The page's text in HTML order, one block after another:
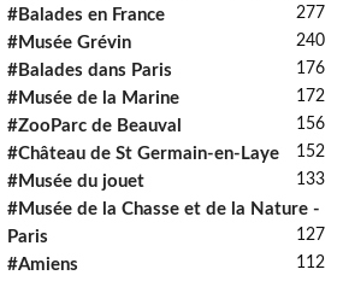
#Balades en France 277
#Musée Grévin 240
#Balades dans Paris 176
#Musée de la Marine 172
#ZooParc de Beauval 156
#Château de St Germain-en-Laye 152
#Musée du jouet 133
#Musée de la Chasse et de la Nature -
Paris
127
#Amiens 112